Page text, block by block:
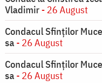
Vladimir- 26 August
Condacul Sfinţilor
sa- 26 August
Condacul Sfinţilor
sa- 26 August